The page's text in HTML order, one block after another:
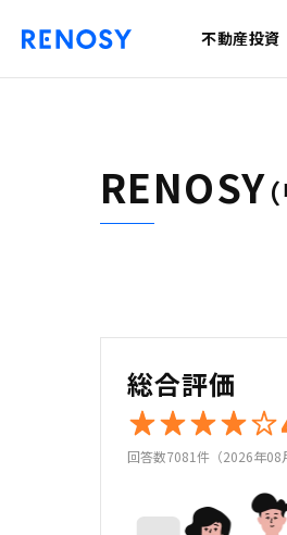
不動産投資
RENOSY
総合評価
回答数7081件（2026年08